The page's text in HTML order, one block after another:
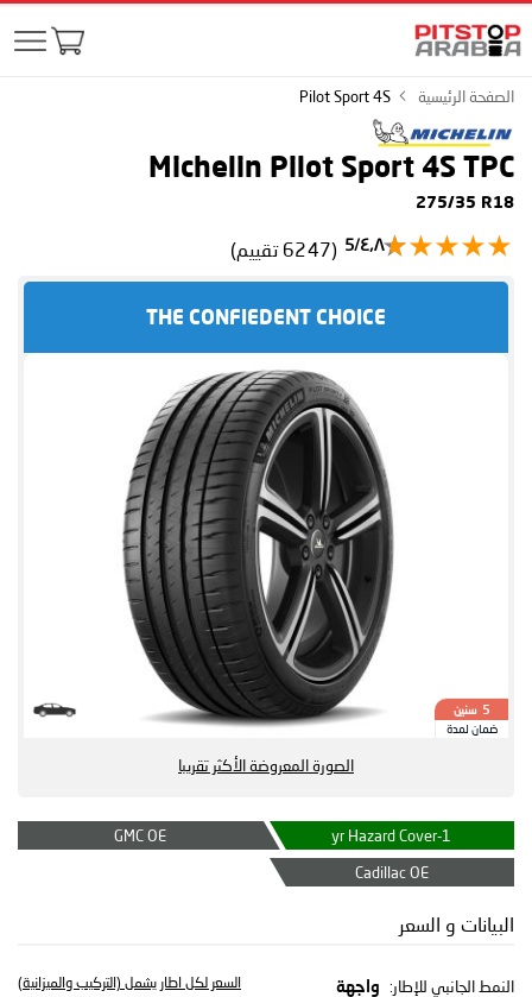
الصفحة الرئيسية Pilot Sport 4S
Michelin Pilot Sport 4S TPC
275/35 R18
٤٫٨/5 (6247 تقييم)
THE CONFIEDENT CHOICE
5 سنين
ضمان لمدة
الصورة المعروضة الأكثر تقريبا
1-yr Hazard Cover
GMC OE
Cadillac OE
البيانات و السعر
النمط الجانبي للإطار:
واجهة
السعر لكل اطار يشمل (التركيب والميزانية)